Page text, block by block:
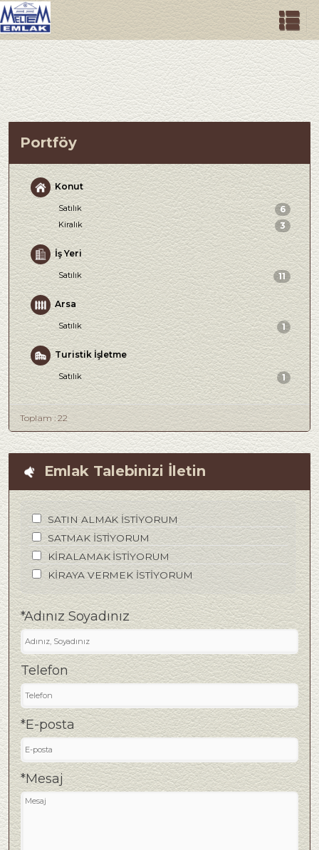
Portföy
Konut
Satılık 6
Kiralık 3
İş Yeri
Satılık 11
Arsa
Satılık 1
Turistik İşletme
Satılık 1
Toplam : 22
Emlak Talebinizi İletin
SATIN ALMAK İSTİYORUM
SATMAK İSTİYORUM
KİRALAMAK İSTİYORUM
KİRAYA VERMEK İSTİYORUM
*Adınız Soyadınız
Telefon
*E-posta
*Mesaj